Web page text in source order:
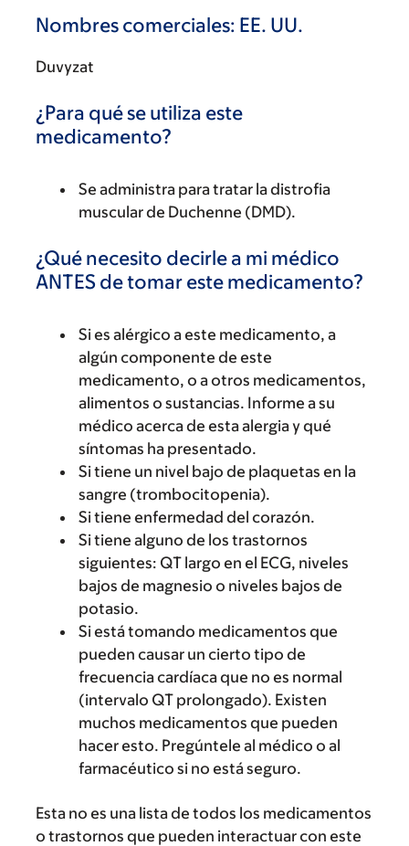
Nombres comerciales: EE. UU.
Duvyzat
¿Para qué se utiliza este
medicamento?
Se administra para tratar la distrofia
muscular de Duchenne (DMD).
¿Qué necesito decirle a mi médico
ANTES de tomar este medicamento?
Si es alérgico a este medicamento, a
algún componente de este
medicamento, o a otros medicamentos,
alimentos o sustancias. Informe a su
médico acerca de esta alergia y qué
síntomas ha presentado.
Si tiene un nivel bajo de plaquetas en la
sangre (trombocitopenia).
Si tiene enfermedad del corazón.
Si tiene alguno de los trastornos
siguientes: QT largo en el ECG, niveles
bajos de magnesio o niveles bajos de
potasio.
Si está tomando medicamentos que
pueden causar un cierto tipo de
frecuencia cardíaca que no es normal
(intervalo QT prolongado). Existen
muchos medicamentos que pueden
hacer esto. Pregúntele al médico o al
farmacéutico si no está seguro.
Esta no es una lista de todos los medicamentos
o trastornos que pueden interactuar con este